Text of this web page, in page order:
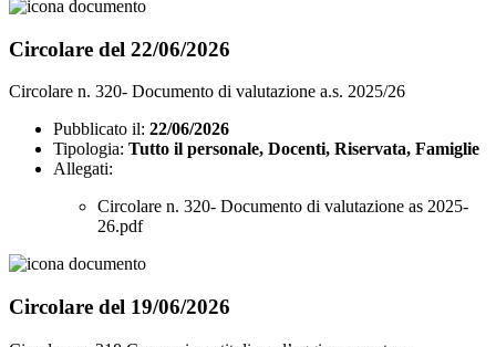
Circolare del 22/06/2026
Circolare n. 320- Documento di valutazione a.s. 2025/26
Pubblicato il: 22/06/2026
Tipologia: Tutto il personale, Docenti, Riservata, Famiglie
Allegati:
Circolare n. 320- Documento di valutazione as 2025-
26.pdf
Circolare del 19/06/2026